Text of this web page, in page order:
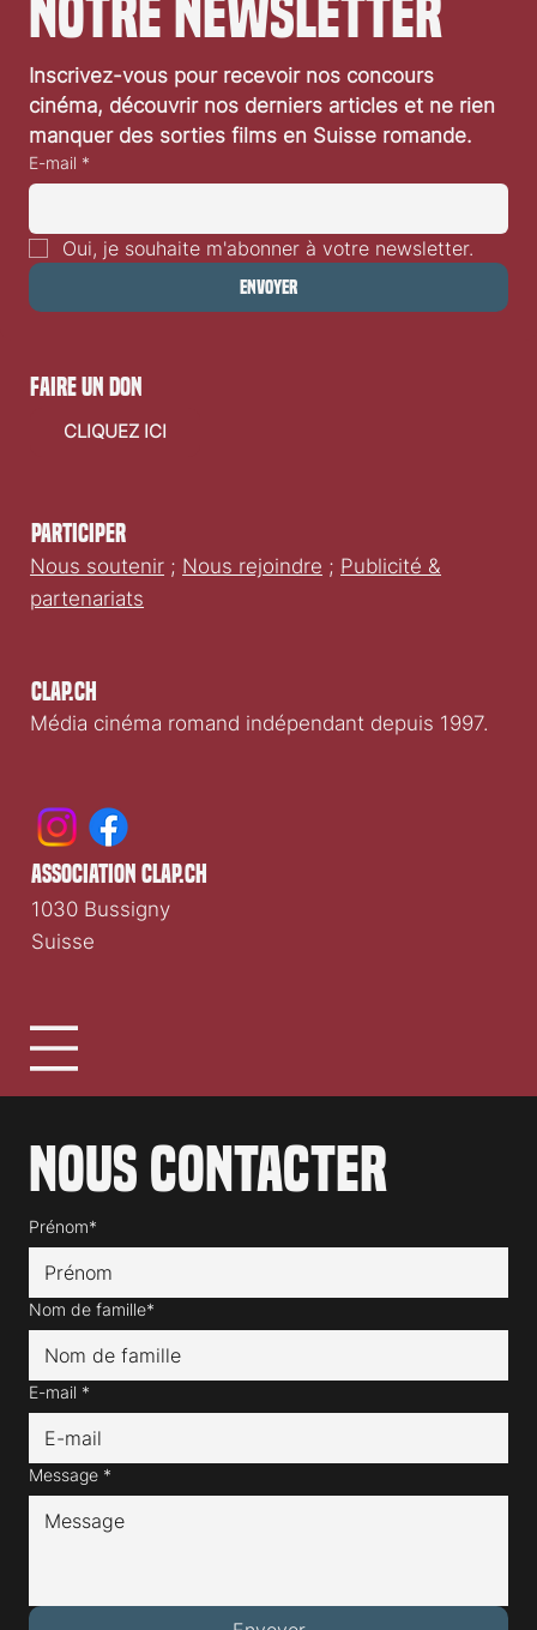
notre newsletter
Inscrivez-vous pour recevoir nos concours
cinéma, découvrir nos derniers articles et ne rien
manquer des sorties films en Suisse romande.
E-mail *
Oui, je souhaite m'abonner à votre newsletter.
Envoyer
Clap.ch
Média cinéma romand indépendant depuis 1997.
Participer
Nous soutenir ; Nous rejoindre ; Publicité &
partenariats
Nous contacter
Prénom*
Nom de famille*
E-mail *
Message *
faire un don
CLIQUEZ ICI
association clap.ch
1030 Bussigny
Suisse